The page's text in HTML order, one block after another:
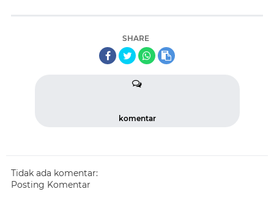
SHARE
komentar
Tidak ada komentar:
Posting Komentar